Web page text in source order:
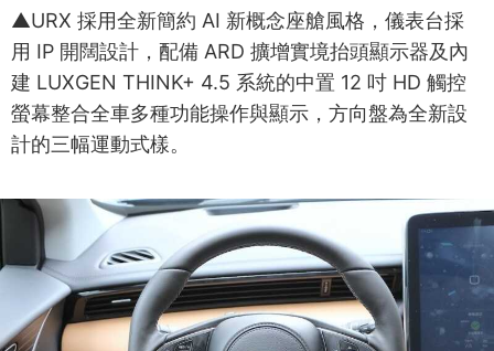
▲URX 採用全新簡約 AI 新概念座艙風格，儀表台採
用 IP 開闊設計，配備 ARD 擴增實境抬頭顯示器及內
建 LUXGEN THINK+ 4.5 系統的中置 12 吋 HD 觸控
螢幕整合全車多種功能操作與顯示，方向盤為全新設
計的三幅運動式樣。